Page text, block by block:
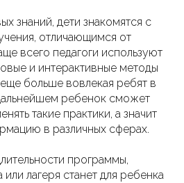
знаний, дети знакомятся с
отличающимся от
всего педагоги используют
и интерактивные методы
больше вовлекая ребят в
ребенок сможет
такие практики, а значит
в различных сферах.
программы,
лагеря станет для ребенка